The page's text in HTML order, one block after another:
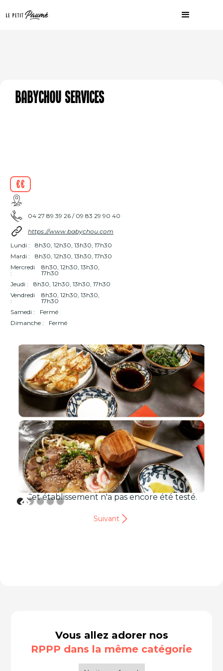
Babychou Services
€€
04 27 89 39 26 / 09 83 29 90 40
https://www.babychou.com
Lundi :
8h30, 12h30, 13h30, 17h30
Mardi :
8h30, 12h30, 13h30, 17h30
Mercredi
:
8h30, 12h30, 13h30,
17h30
Jeudi :
8h30, 12h30, 13h30, 17h30
Vendredi
:
8h30, 12h30, 13h30,
17h30
Samedi :
Fermé
Dimanche :
Fermé
Cet établissement n'a pas encore été testé.
Suivant
Vous allez adorer nos
RPPP dans la même catégorie